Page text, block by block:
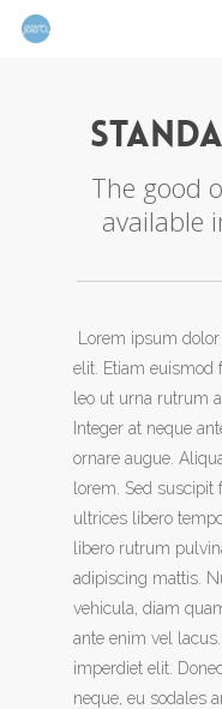
Skip
The good
available
Lorem ipsum
elit. Etiam euismod
leo ut urna rutrum
Integer at neque
ornare augue.
lorem. Sed
ultrices libero
libero rutrum
adipiscing mattis.
vehicula, diam
ante enim vel
imperdiet elit.
neque, eu sodales